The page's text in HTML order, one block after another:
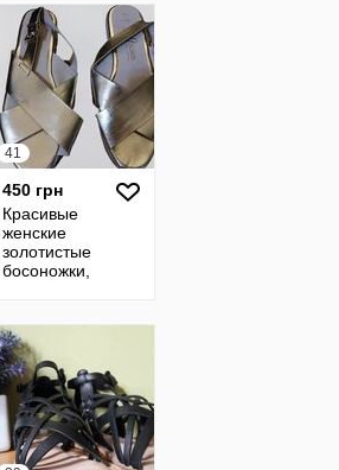
41
450 грн
Красивые
женские
золотистые
босоножки,